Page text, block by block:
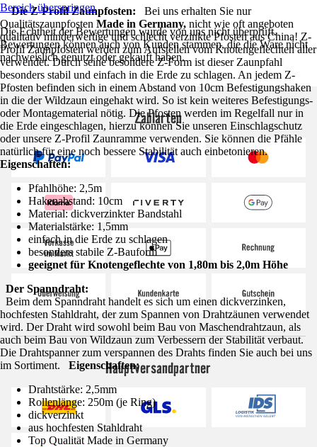
Die Z-Profil Zaunpfosten: Bei uns erhalten Sie nur
Qualitätszaunpfosten Made in Germany, nicht wie oft angeboten
qualitativ minderwertige und schlecht verzinkte Pfosten aus China! Z-
Profil Zaunpfosten werden zum Aufstellen vom Knotengeflechten aller
verwendet. Durch seine besondere Z-Form ist dieser Zaunpfahl
besonders stabil und einfach in die Erde zu schlagen. An jedem Z-
Pfosten befinden sich in einem Abstand von 10cm Befestigungshaken
in die der Wildzaun eingehakt wird. So ist kein weiteres Befestigungs-
oder Montagematerial nötig. Die Pfosten werden im Regelfall nur in
die Erde eingeschlagen, hierzu können Sie unseren Einschlagschutz
oder unsere Z-Profil Zaunramme verwenden. Sie können die Pfähle
natürlich für eine noch bessere Stabilität auch einbetonieren.
Eigenschaften:
Pfahlhöhe: 2,5m
Hakenabstand: 10cm
Material: dickverzinkter Bandstahl
Materialstärke: 1,5mm
einfach in die Erde zu schlagen
besonders stabile Z-Bauform
geeignet für Knotengeflechte von 1,80m bis 2,0m Höhe
Der Spanndraht:
Beim dem Spanndraht handelt es sich um einen dickverzinken,
hochfesten Stahldraht, der zum Spannen von Drahtzäunen verwendet
wird. Der Draht wird sowohl beim Bau von Maschendrahtzaun, als
auch beim Bau von Wildzaun zum Verbessern der Stabilität verbaut.
Die Drahtspanner zum verspannen des Drahts finden Sie auch bei uns
im Sortiment. Eigenschaften:
Drahtstärke: 2,5mm
Rollenlänge: 250m (je Ring)
dickverzinkt
aus hochfesten Stahldraht
Top Qualität Made in Germany
Bereich überspringen
Die Echtheit der Bewertungen wurde von uns nicht überprüft.
Bewertungen können auch von Kunden stammen, die die Ware nicht
nachweislich genutzt oder gekauft haben.
Zahlarten
Hauptversandpartner